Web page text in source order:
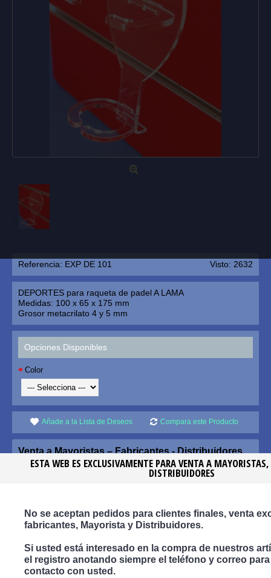
ESTA WEB ES EXCLUSIVAMENTE PARA VENTA A
DISTRIBUIDORES
No se aceptan pedidos para clientes finales, venta
fabricantes, Mayorista y Distribuidores.
Si usted está interesado en la compra de nuestros
el registro anotando siempre el teléfono y correo
contacto con usted.
Visto: 2632
Referencia: EXP DE 101
DEPORTES para raqueta de padel A LAMA
Medidas: 100 x 65 x 175 mm
Grosor metacrilato 4 y 5 mm
Opciones Disponibles
Color
Añade a la Lista de Deseos Compara este Producto
Venta a Mayoristas – Fabricantes - Distribuidores
Medidas en mm Largo x Ancho x Alto
Negro Brillo NEB ...
Blanco Mate BLM ...
Negro Mate NEM ...
Opiniones (0)